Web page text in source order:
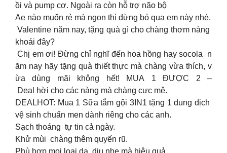
ồi và pump cơ. Ngoài ra còn hỗ trợ não bộ
Ae nào muốn rẻ mà ngon thì đừng bỏ qua em này nhé.
Valentine năm nay, tặng quà gì cho chàng thơm nàng
khoái đây?
Chị em ơi! Đừng chỉ nghĩ đến hoa hồng hay socola n
ăm nay hãy tặng quà thiết thực mà chàng vừa thích, v
ừa dùng mãi không hết! MUA 1 ĐƯỢC 2 –
Deal hời cho các nàng mà chàng cực mê.
DEALHOT: Mua 1 Sữa tắm gội 3IN1 tặng 1 dung dịch
vệ sinh chuẩn men dành riêng cho các anh.
Sạch thoáng tự tin cả ngày.
Khử mùi chàng thêm quyến rũ.
Phù hợp mọi loại da dịu nhẹ mà hiệu quả.